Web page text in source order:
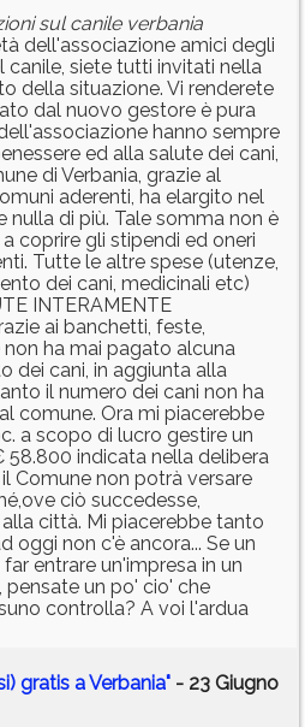
sul canile verbania
dell'associazione amici degli
canile, siete tutti invitati nella
della situazione. Vi renderete
dal nuovo gestore è pura
hanno sempre
ed alla salute dei cani,
di Verbania, grazie al
aderenti, ha elargito nel
di più. Tale somma non è
coprire gli stipendi ed oneri
Tutte le altre spese (utenze,
dei cani, medicinali etc)
INTERAMENTE
ai banchetti, feste,
ha mai pagato alcuna
dei cani, in aggiunta alla
il numero dei cani non ha
comune. Ora mi piacerebbe
a scopo di lucro gestire un
indicata nella delibera
Comune non potrà versare
ciò succedesse,
città. Mi piacerebbe tanto
oggi non c'è ancora... Se un
entrare un'impresa in un
un po' cio' che
controlla? A voi l'ardua
gratis a Verbania" - 23 Giugno